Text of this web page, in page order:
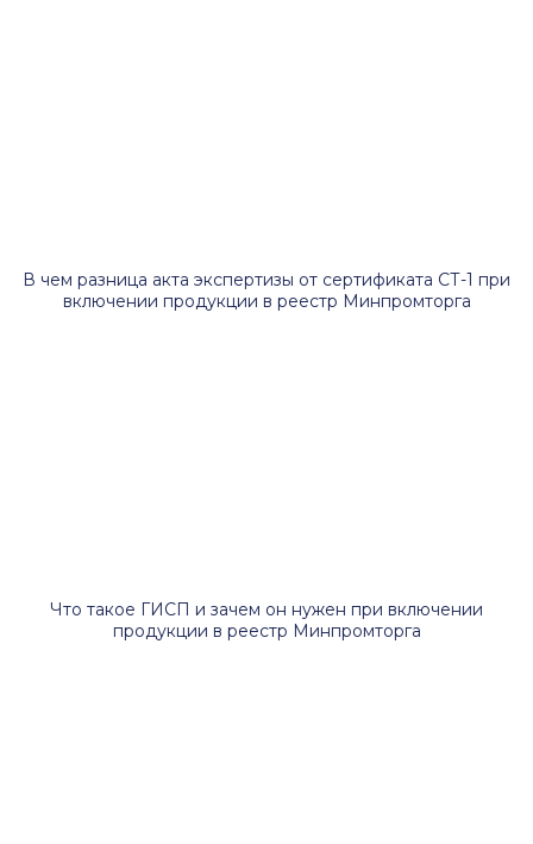
В чем разница акта экспертизы от сертификата СТ-1 при
включении продукции в реестр Минпромторга
Что такое ГИСП и зачем он нужен при включении
продукции в реестр Минпромторга